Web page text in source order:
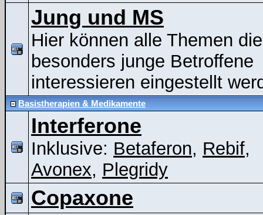
Jung und MS
Hier können alle Themen die
besonders junge Betroffene
interessieren eingestellt
Basistherapien & Medikamente
Interferone
Inklusive: Betaferon, Rebif,
Avonex, Plegridy
Copaxone